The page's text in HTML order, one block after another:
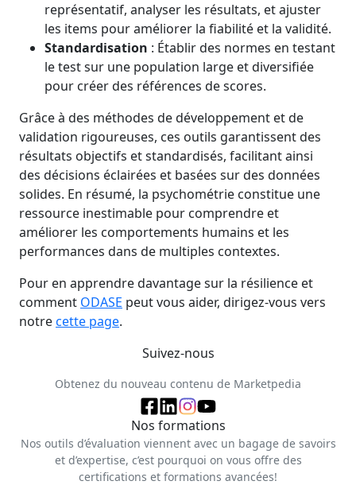
représentatif, analyser les résultats, et ajuster
les items pour améliorer la fiabilité et la validité.
Standardisation : Établir des normes en testant
le test sur une population large et diversifiée
pour créer des références de scores.
Grâce à des méthodes de développement et de
validation rigoureuses, ces outils garantissent des
résultats objectifs et standardisés, facilitant ainsi
des décisions éclairées et basées sur des données
solides. En résumé, la psychométrie constitue une
ressource inestimable pour comprendre et
améliorer les comportements humains et les
performances dans de multiples contextes.
Pour en apprendre davantage sur la résilience et
comment ODASE peut vous aider, dirigez-vous vers
notrecette page.
Suivez-nous
Obtenez du nouveau contenu de Marketpedia
Nos formations
Nos outils d’évaluation viennent avec un bagage de savoirs
et d’expertise, c’est pourquoi on vous offre des
certifications et formations avancées!